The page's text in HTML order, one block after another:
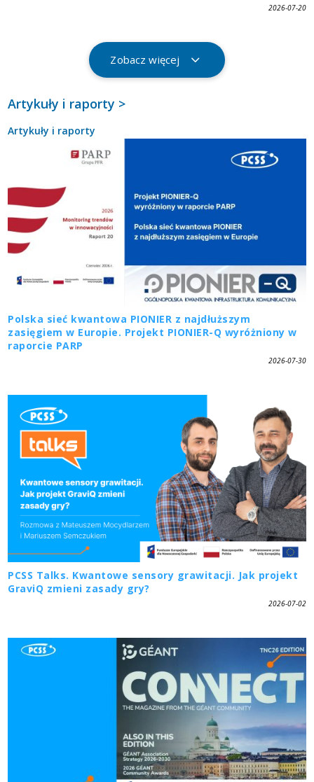
2026-07-20
Zobacz więcej
Artykuły i raporty >
Artykuły i raporty
Polska sieć kwantowa PIONIER z najdłuższym
zasięgiem w Europie. Projekt PIONIER-Q wyróżniony w
raporcie PARP
2026-07-30
PCSS Talks. Kwantowe sensory grawitacji. Jak projekt
GraviQ zmieni zasady gry?
2026-07-02